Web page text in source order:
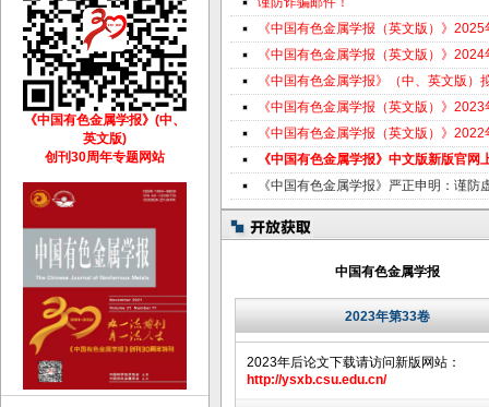
《中国有色金属学报（英文版）》
《中国有色金属学报（英文版）》
《中国有色金属学报》（中、英文版
《中国有色金属学报（英文版）》
《中国有色金属学报（英文版）》
《中国有色金属学报》中文版新版官网
《中国有色金属学报》严正申明：谨防
中国有色金属学报
2023年第33卷
2023年后论文下载请访问新版网站：
http://ysxb.csu.edu.cn/
《中国有色金属学报》(中、
英文版)
创刊30周年专题网站